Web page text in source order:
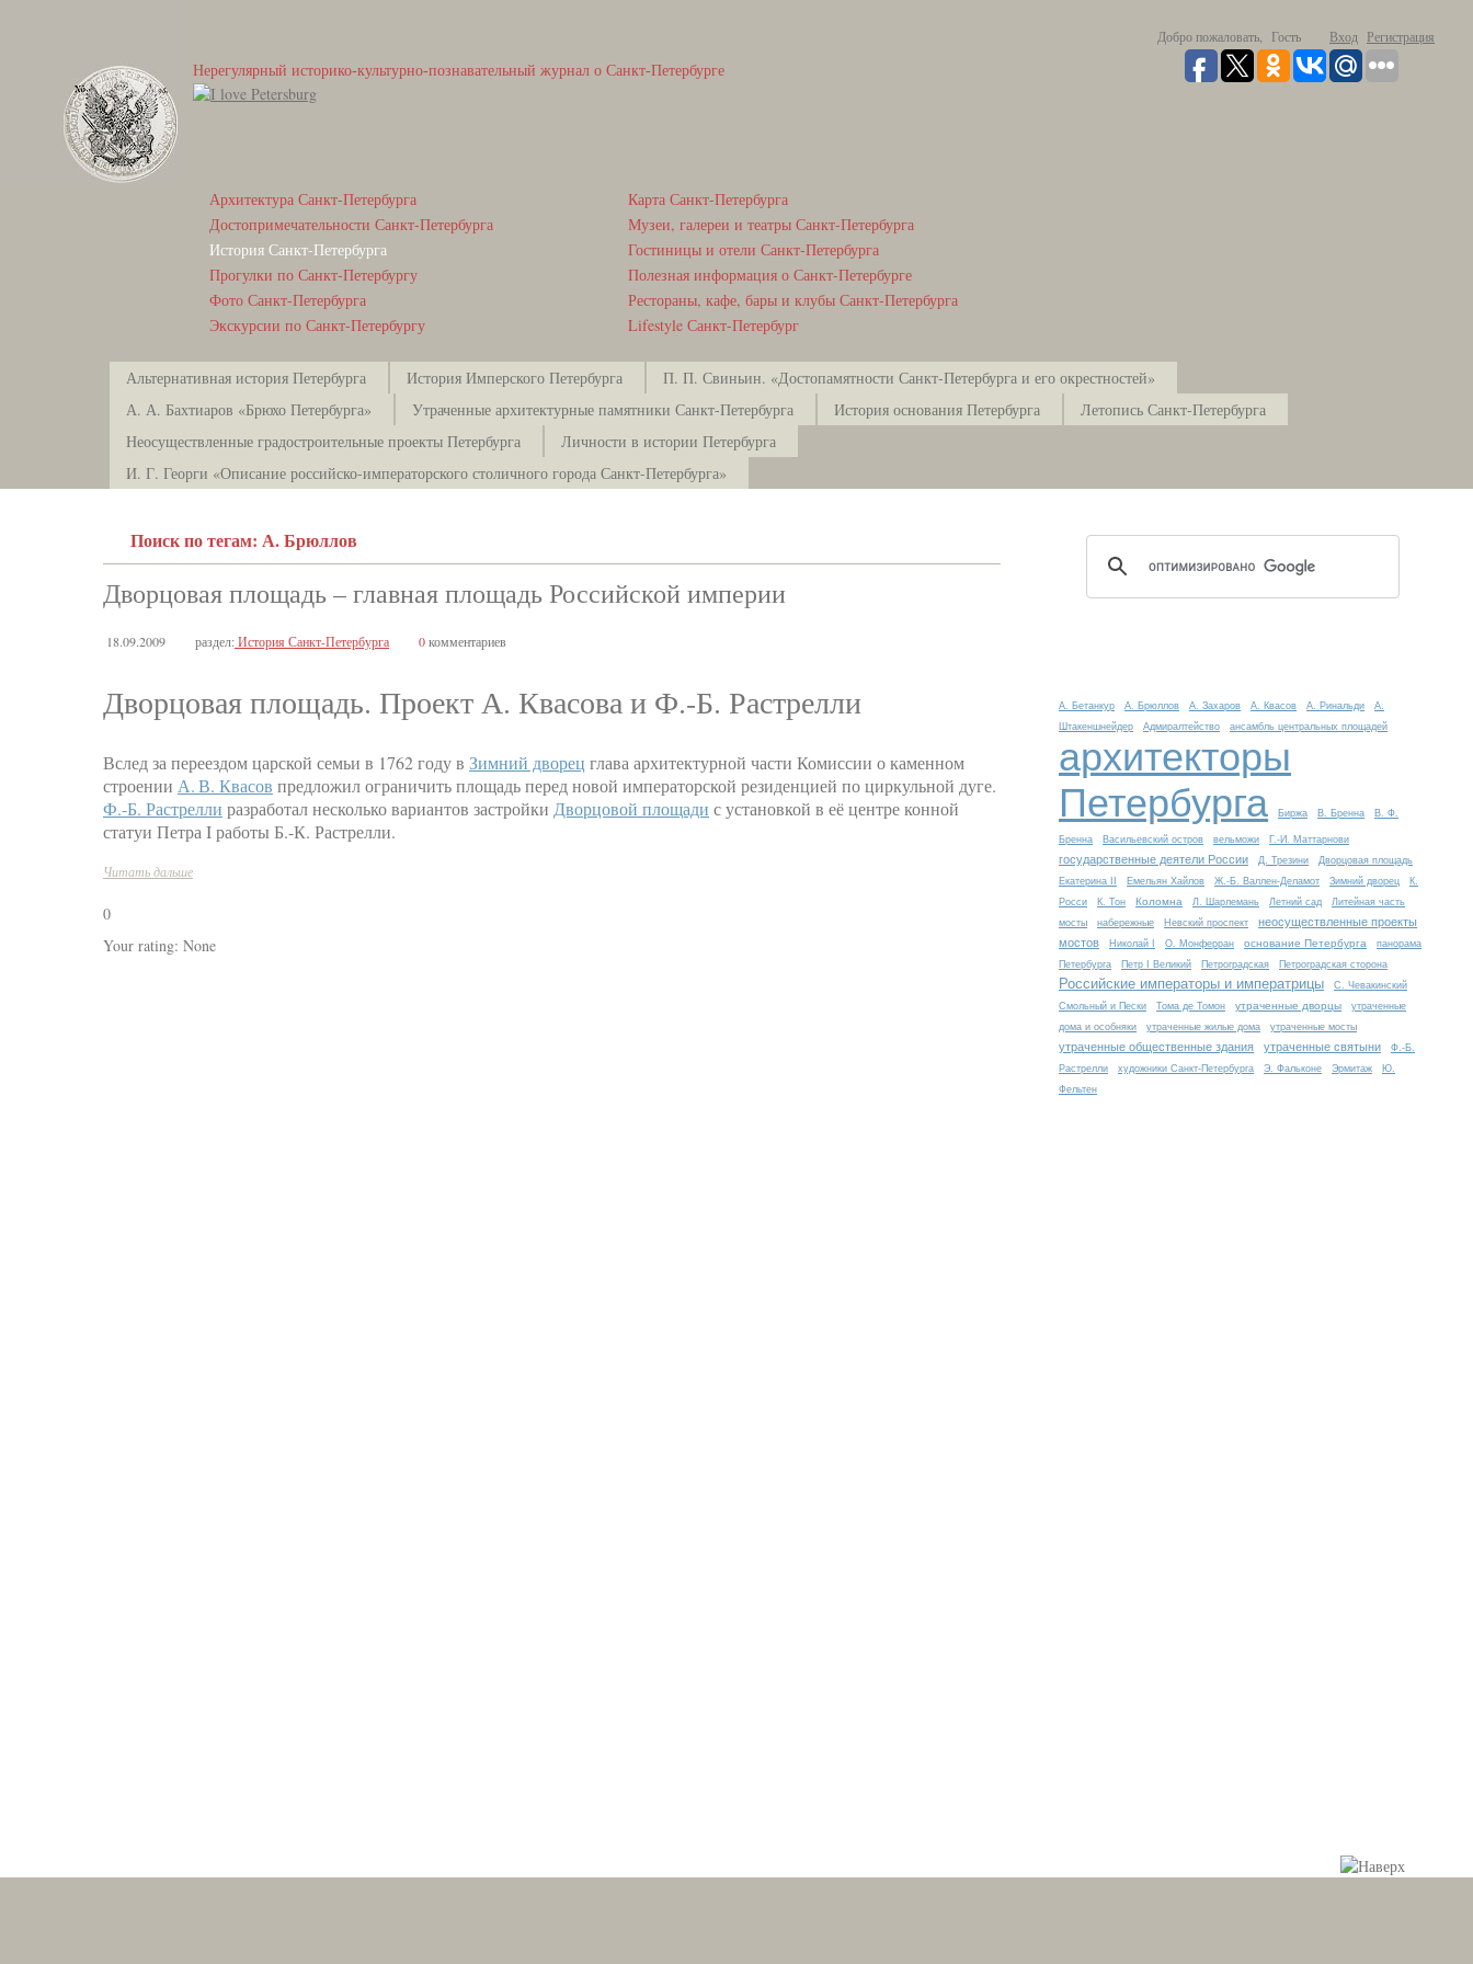
Добро пожаловать, Гость Вход Регистрация
Нерегулярный историко-культурно-познавательный журнал о Санкт-Петербурге
Архитектура Санкт-Петербурга
Достопримечательности Санкт-Петербурга
История Санкт-Петербурга
Прогулки по Санкт-Петербургу
Фото Санкт-Петербурга
Экскурсии по Санкт-Петербургу
Карта Санкт-Петербурга
Музеи, галереи и театры Санкт-Петербурга
Гостиницы и отели Санкт-Петербурга
Полезная информация о Санкт-Петербурге
Рестораны, кафе, бары и клубы Санкт-Петербурга
Lifestyle Санкт-Петербург
Альтернативная история Петербурга История Имперского Петербурга
П. П. Свиньин. «Достопамятности Санкт-Петербурга и его окрестностей»
А. А. Бахтиаров «Брюхо Петербурга»
Утраченные архитектурные памятники Санкт-Петербурга История основания Петербурга
Летопись Санкт-Петербурга
Неосуществленные градостроительные проекты Петербурга
Личности в истории Петербурга
И. Г. Георги «Описание российско-императорского столичного города Санкт-Петербурга»
Поиск по тегам: А. Брюллов
Дворцовая площадь – главная площадь Российской империи
18.09.2009 раздел:История Санкт-Петербурга 0комментариев
Дворцовая площадь. Проект А. Квасова и Ф.-Б. Растрелли
Вслед за переездом царской семьи в 1762 году в Зимний дворец глава архитектурной части Комиссии о каменном
строении А. В. Квасов предложил ограничить площадь перед новой императорской резиденцией по циркульной дуге.
Ф.-Б. Растрелли разработал несколько вариантов застройки Дворцовой площади с установкой в её центре конной
статуи Петра I работы Б.-К. Растрелли.
Читать дальше
0
Your rating: None
А. Бетанкур А. Брюллов А. Захаров А. Квасов А. Ринальди
А.
Штакеншнейдер
Адмиралтейство ансамбль центральных площадей
архитекторы
Петербурга
Биржа В. Бренна В. Ф.
Бренна Васильевский остров вельможи Г.-И. Маттарнови
государственные деятели России Д. Трезини
Дворцовая площадь
Екатерина II
Емельян Хайлов Ж.-Б. Валлен-Деламот Зимний дворец
К.
Росси
К. Тон Коломна Л. Шарлемань Летний сад
Литейная часть
мосты
набережные Невский проспект
неосуществленные проекты
мостов
Николай I О. Монферран основание Петербурга
панорама
Петербурга
Петр I Великий Петроградская Петроградская сторона
Российские императоры и императрицы
С. Чевакинский
Смольный и Пески
Тома де Томон утраченные дворцы
утраченные
дома и особняки
утраченные жилые дома утраченные мосты
утраченные общественные здания утраченные святыни
Ф.-Б.
Растрелли
художники Санкт-Петербурга Э. Фальконе Эрмитаж
Ю.
Фельтен